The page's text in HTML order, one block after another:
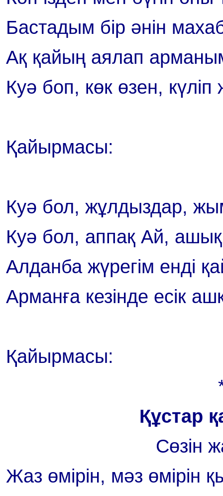
Бастадым бір әнін
Ақ қайың аялап
Куә боп, көк өзен, күліп
Қайырмасы:
Куә бол, жұлдыздар,
Куә бол, аппақ Ай,
Алданба жүрегім енді
Арманға кезінде есік
Қайырмасы:
Құстар
Сөзін
Жаз өмірін, мәз өмірін